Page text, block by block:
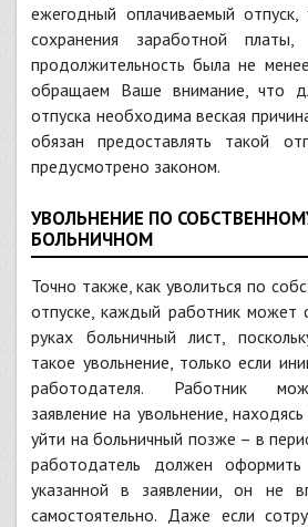
ежегодный оплачиваемый
сохранения заработной
продолжительность была не
обращаем Ваше внимание, что
отпуска необходима веская
обязан предоставлять такой
предусмотрено законом.
УВОЛЬНЕНИЕ ПО
БОЛЬНИЧНОМ
Точно также, как уволиться по
отпуске, каждый работник может
руках больничный лист,
такое увольнение, только если
работодателя. Работник
заявление на увольнение,
уйти на больничный позже – в
работодатель должен оформить
указанной в заявлении, он не
самостоятельно. Даже если